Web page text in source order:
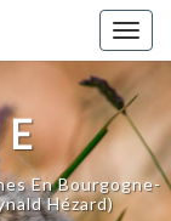
En Bourgogne-
Hézard)